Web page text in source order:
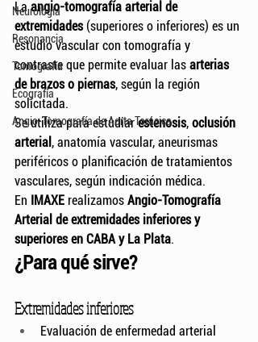
Neurología
Resonancia
Tomografía
Ecografía
Angio-Tomografía de Aorta Torácica
La angio-tomografía arterial de
extremidades (superiores o inferiores) es un
estudio vascular con tomografía y
contraste que permite evaluar las arterias
de brazos o piernas, según la región
solicitada.
Se utiliza para estudiar estenosis, oclusión
arterial , anatomía vascular, aneurismas
periféricos o planificación de tratamientos
vasculares, según indicación médica.
En IMAXE realizamos Angio-Tomografía
Arterial de extremidades inferiores y
superiores en CABA y La Plata.
¿Para qué sirve?
Extremidades inferiores
Evaluación de enfermedad arterial